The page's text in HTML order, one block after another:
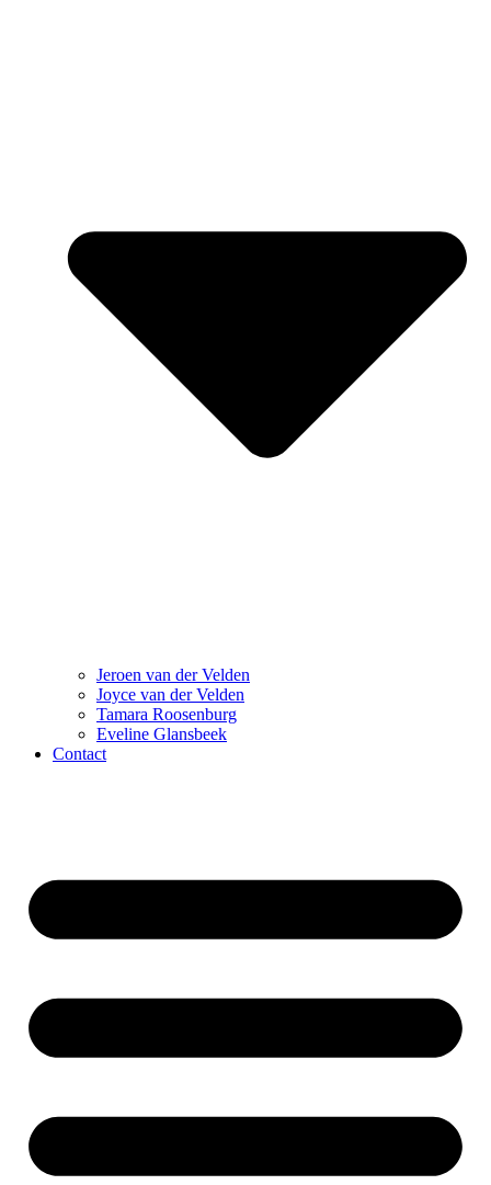
Jeroen van der Velden
Joyce van der Velden
Tamara Roosenburg
Eveline Glansbeek
Contact